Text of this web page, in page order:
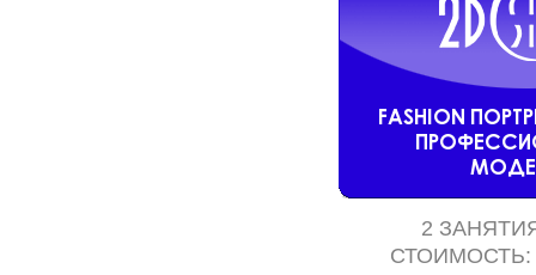
2
СТОИМОСТЬ: